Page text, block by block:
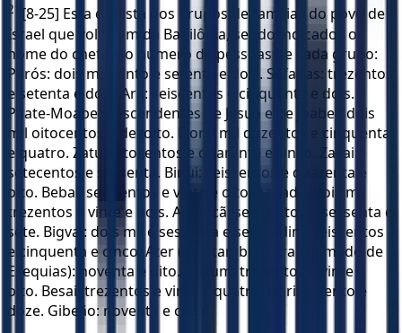
21
[8-25] Esta é a lista dos grupos de famílias do povo de
Israel que voltaram da Babilônia, sendo indicados o
nome do chefe e o número de pessoas de cada grupo:
Parós: dois mil cento e setenta e dois. Sefatias: trezentos
e setenta e dois. Ará: seiscentos e cinquenta e dois.
Paate-Moabe (descendentes de Jesua e de Joabe): dois
mil oitocentos e dezoito. Elom: mil duzentos e cinquenta
e quatro. Zatu: oitocentos e quarenta e cinco. Zacai:
setecentos e sessenta. Binui: seiscentos e quarenta e
oito. Bebai: seiscentos e vinte e oito. Azgade: dois mil
trezentos e vinte e dois. Adonicã: seiscentos e sessenta e
sete. Bigvai: dois mil e sessenta e sete. Adim: seiscentos
e cinquenta e cinco. Ater (que também era chamado de
Ezequias): noventa e oito. Hasum: trezentos e vinte e
oito. Besai: trezentos e vinte e quatro. Harife: cento e
doze. Gibeão: noventa e cinco.